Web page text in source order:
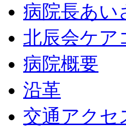
病院長あい
北辰会ケア
病院概要
沿革
交通アクセ